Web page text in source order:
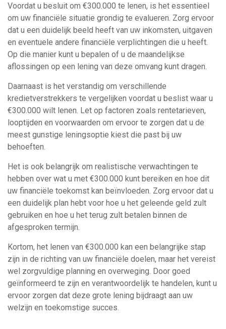
Voordat u besluit om €300.000 te lenen, is het essentieel
om uw financiële situatie grondig te evalueren. Zorg ervoor
dat u een duidelijk beeld heeft van uw inkomsten, uitgaven
en eventuele andere financiële verplichtingen die u heeft.
Op die manier kunt u bepalen of u de maandelijkse
aflossingen op een lening van deze omvang kunt dragen.
Daarnaast is het verstandig om verschillende
kredietverstrekkers te vergelijken voordat u beslist waar u
€300.000 wilt lenen. Let op factoren zoals rentetarieven,
looptijden en voorwaarden om ervoor te zorgen dat u de
meest gunstige leningsoptie kiest die past bij uw
behoeften.
Het is ook belangrijk om realistische verwachtingen te
hebben over wat u met €300.000 kunt bereiken en hoe dit
uw financiële toekomst kan beïnvloeden. Zorg ervoor dat u
een duidelijk plan hebt voor hoe u het geleende geld zult
gebruiken en hoe u het terug zult betalen binnen de
afgesproken termijn.
Kortom, het lenen van €300.000 kan een belangrijke stap
zijn in de richting van uw financiële doelen, maar het vereist
wel zorgvuldige planning en overweging. Door goed
geïnformeerd te zijn en verantwoordelijk te handelen, kunt u
ervoor zorgen dat deze grote lening bijdraagt aan uw
welzijn en toekomstige succes.